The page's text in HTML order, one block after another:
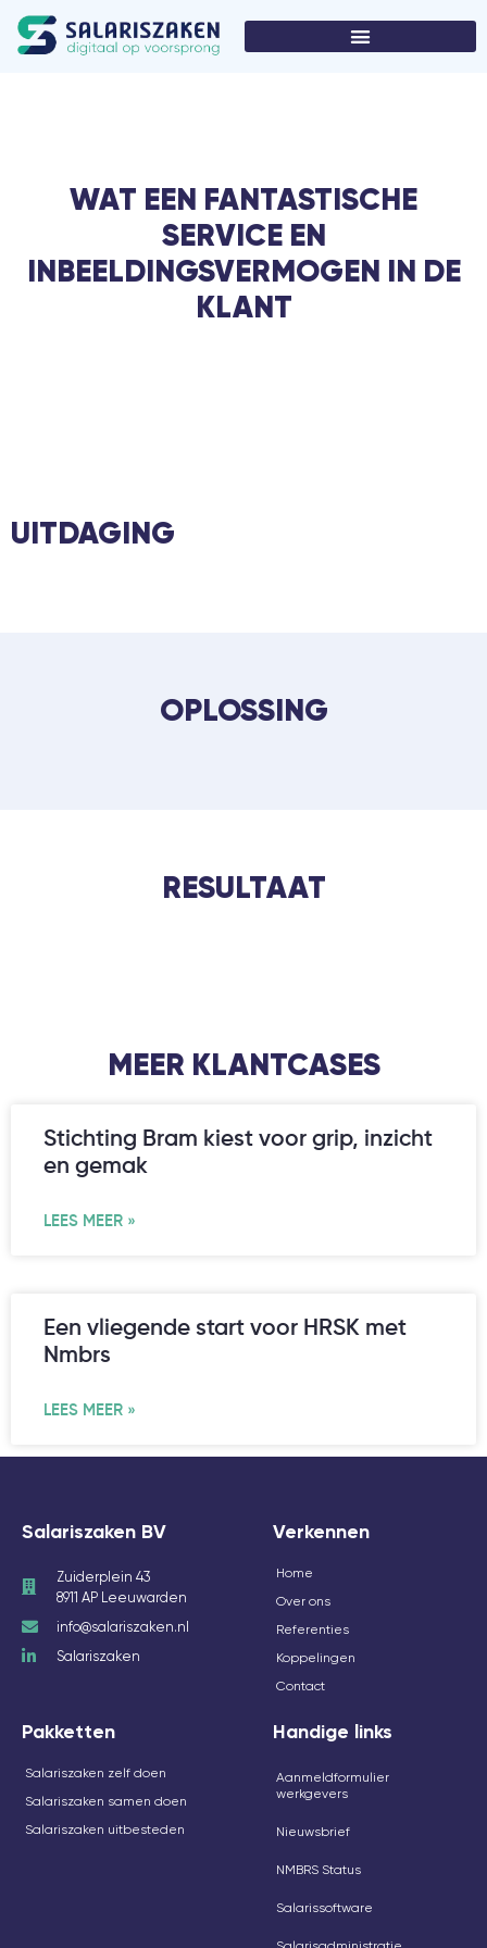
WAT EEN FANTASTISCHE
SERVICE EN
INBEELDINGSVERMOGEN IN DE
KLANT
UITDAGING
OPLOSSING
RESULTAAT
MEER KLANTCASES
Stichting Bram kiest voor grip, inzicht
en gemak
LEES MEER »
Een vliegende start voor HRSK met
Nmbrs
LEES MEER »
Salariszaken BV
Zuiderplein 43
8911 AP Leeuwarden
info@salariszaken.nl
Salariszaken
Verkennen
Home
Over ons
Referenties
Koppelingen
Contact
Pakketten
Salariszaken zelf doen
Salariszaken samen doen
Salariszaken uitbesteden
Handige links
Aanmeldformulier
werkgevers
Nieuwsbrief
NMBRS Status
Salarissoftware